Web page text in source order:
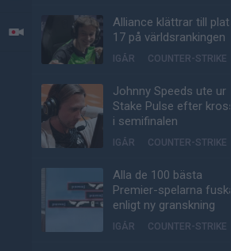
LIVESÄNDNINGAR
Alliance klättrar till plats
17 på världsrankingen
IGÅR COUNTER-STRIKE
Johnny Speeds ute ur
Stake Pulse efter kross
i semifinalen
IGÅR COUNTER-STRIKE
Alla de 100 bästa
Premier-spelarna fuskar
enligt ny granskning
IGÅR COUNTER-STRIKE